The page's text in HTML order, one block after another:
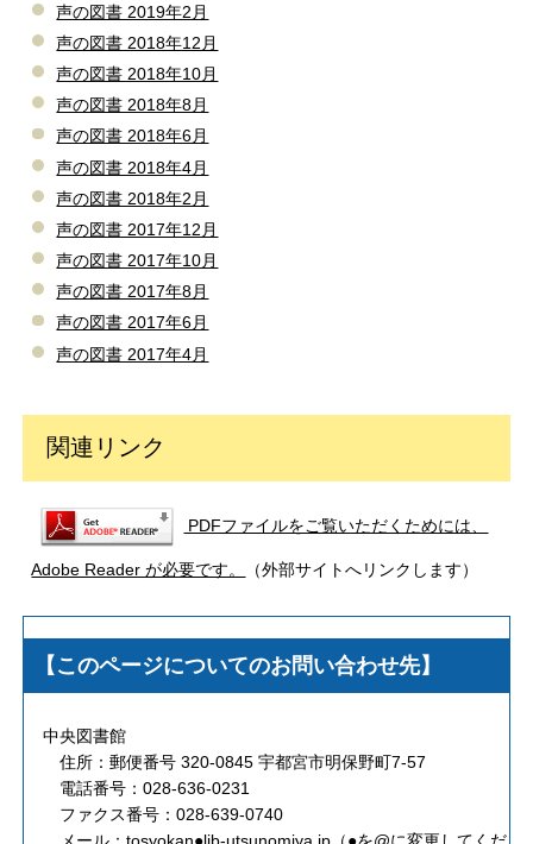
声の図書 2019年2月
声の図書 2018年12月
声の図書 2018年10月
声の図書 2018年8月
声の図書 2018年6月
声の図書 2018年4月
声の図書 2018年2月
声の図書 2017年12月
声の図書 2017年10月
声の図書 2017年8月
声の図書 2017年6月
声の図書 2017年4月
関連リンク
PDFファイルをご覧いただくためには、
Adobe Reader が必要です。 （外部サイトへリンクします）
【このページについてのお問い合わせ先】
中央図書館
住所：郵便番号 320-0845 宇都宮市明保野町7-57
電話番号：028-636-0231
ファクス番号：028-639-0740